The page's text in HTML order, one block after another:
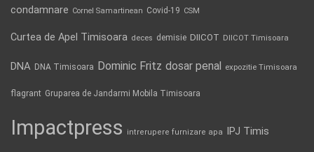
condamnare Cornel Samartinean Covid-19 CSM
Curtea de Apel Timisoara deces demisie DIICOT DIICOT Timisoara
DNA DNA Timisoara Dominic Fritz dosar penal expozitie Timisoara
flagrant Gruparea de Jandarmi Mobila Timisoara
Impactpress intrerupere furnizare apa IPJ Timis